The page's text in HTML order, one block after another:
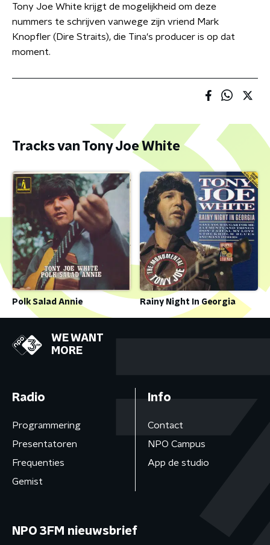
Tony Joe White krijgt de mogelijkheid om deze
nummers te schrijven vanwege zijn vriend Mark
Knopfler (Dire Straits), die Tina's producer is op dat
moment.
Tracks van Tony Joe White
Polk Salad Annie Rainy Night In Georgia
WE WANT
MORE
Radio
Programmering
Presentatoren
Frequenties
Gemist
Info
Contact
NPO Campus
App de studio
NPO 3FM nieuwsbrief